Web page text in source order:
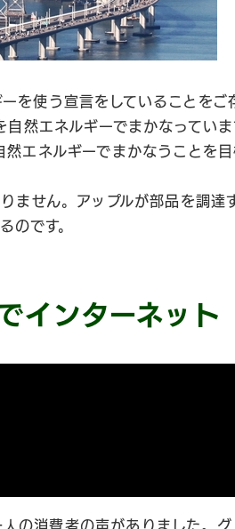
使う宣言をしていることをご
然エネルギーでまかなってい
ネルギーでまかなうことを目
ません。アップルが部品を調達
のです。
インターネット
の消費者の声がありました。グ